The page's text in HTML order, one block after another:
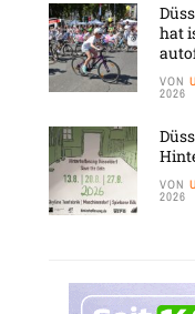
hat
VON
2026
VON
2026